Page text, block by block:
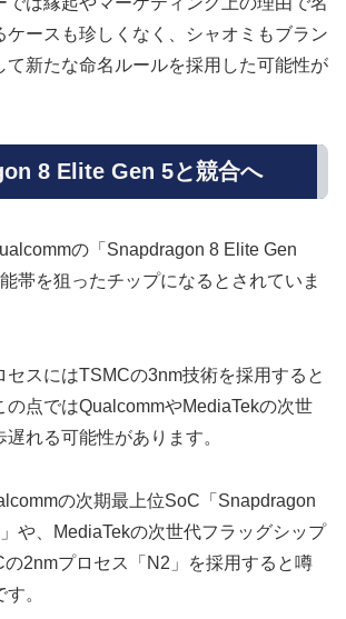
ケースも珍しくなく、シャオミもブラン
て新たな命名ルールを採用した可能性が
8 Elite Gen 5と競合へ
の「Snapdragon 8 Elite Gen
帯を狙ったチップになるとされていま
セスにはTSMCの3nm技術を採用すると
の点ではQualcommやMediaTekの次世
れる可能性があります。
の次期最上位SoC「Snapdragon
や、MediaTekの次世代フラッグシップ
2nmプロセス「N2」を採用すると噂
。